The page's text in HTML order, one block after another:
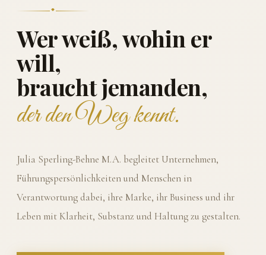
Wer weiß, wohin er
will,
braucht jemanden,
der den Weg kennt.
Julia Sperling-Behne M.A. begleitet Unternehmen,
Führungspersönlichkeiten und Menschen in
Verantwortung dabei, ihre Marke, ihr Business und ihr
Leben mit Klarheit, Substanz und Haltung zu gestalten.